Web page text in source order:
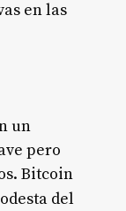
en las
un
pero
Bitcoin
del